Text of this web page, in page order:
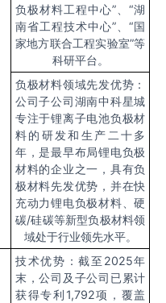
负极材料工程中心”、“湖
南省工程技术中心”、“国
家地方联合工程实验室”等
科研平台。
负极材料领域先发优势：
公司子公司湖南中科星城
专注于锂离子电池负极材
料的研发和生产二十多
年，是最早布局锂电负极
材料的企业之一，具有负
极材料先发优势，并在快
充动力锂电负极材料、硬
碳/硅碳等新型负极材料领
域处于行业领先水平。
技术优势：截至2025年
末，公司及子公司已累计
获得专利1,792项，覆盖